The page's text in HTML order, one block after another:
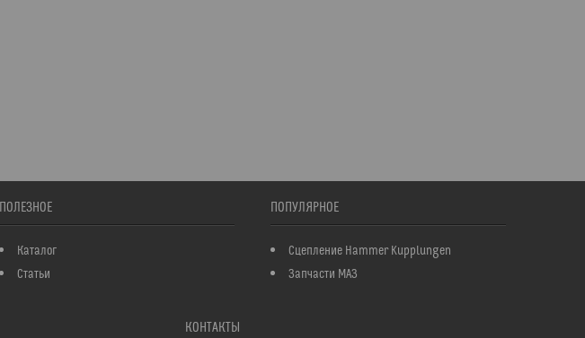
ПОЛЕЗНОЕ
Каталог
Статьи
ПОПУЛЯРНОЕ
Сцепление Hammer Kupplungen
Запчасти МАЗ